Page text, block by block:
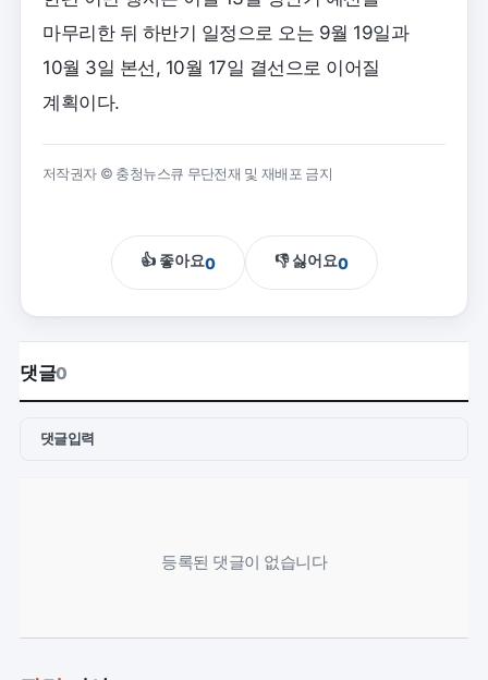
마무리한 뒤 하반기 일정으로 오는 9월 19일과
10월 3일 본선, 10월 17일 결선으로 이어질
계획이다.
저작권자 © 충청뉴스큐 무단전재 및 재배포 금지
👍 좋아요0 👎 싫어요0
댓글0
댓글입력
등록된 댓글이 없습니다